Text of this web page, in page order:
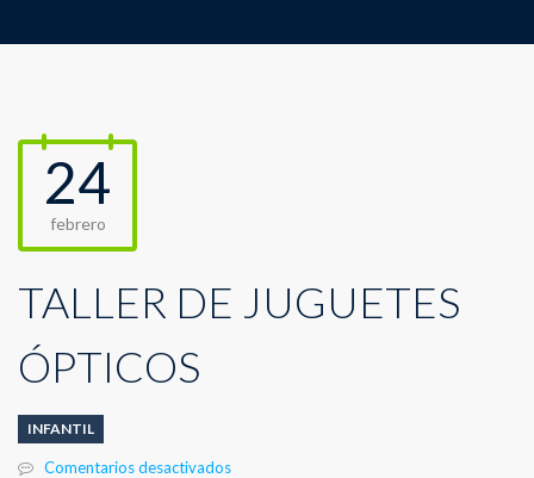
24
febrero
TALLER DE JUGUETES
ÓPTICOS
INFANTIL
Comentarios desactivadosen